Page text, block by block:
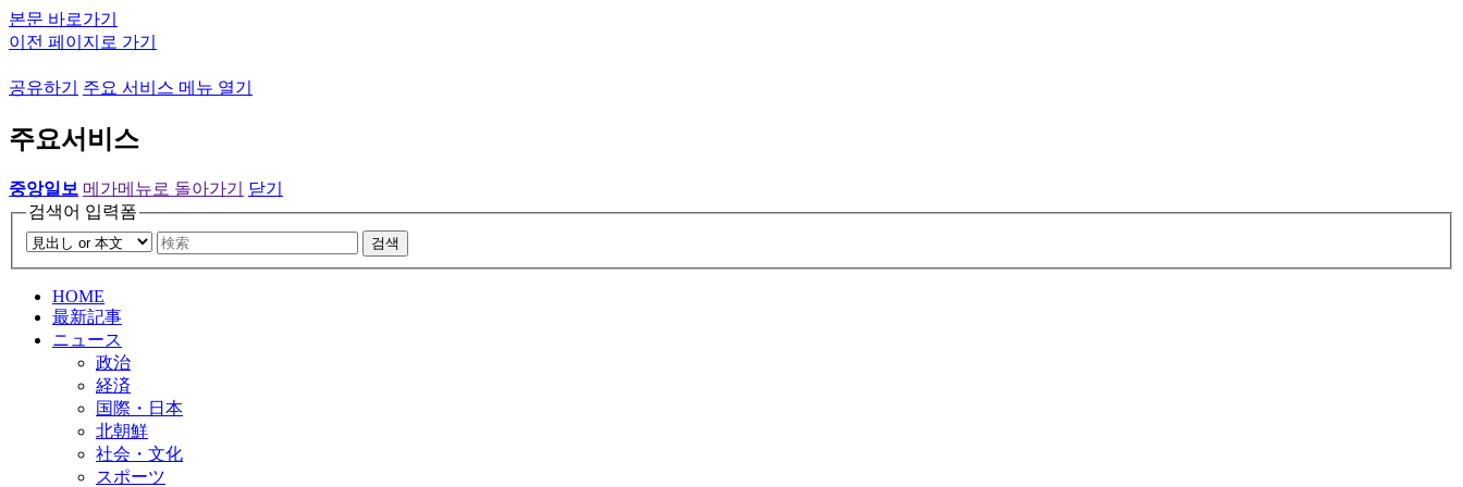
본문 바로가기
이전 페이지로 가기
공유하기 주요 서비스 메뉴 열기
주요서비스
중앙일보 메가메뉴로 돌아가기
닫기
검색어 입력폼
검색
HOME
最新記事
ニュース
政治
経済
国際・日本
北朝鮮
社会・文化
スポーツ